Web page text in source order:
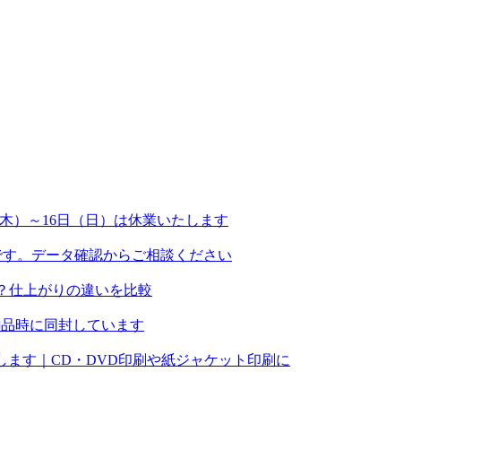
）～16日（日）は休業いたします
。データ確認からご相談ください
仕上がりの違いを比較
時に同封しています
ます｜CD・DVD印刷や紙ジャケット印刷に